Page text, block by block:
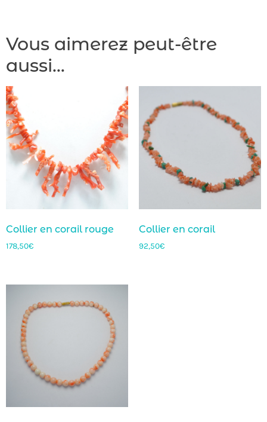
Vous aimerez peut-être
aussi…
Collier en corail rouge
178,50€
Collier en corail
92,50€